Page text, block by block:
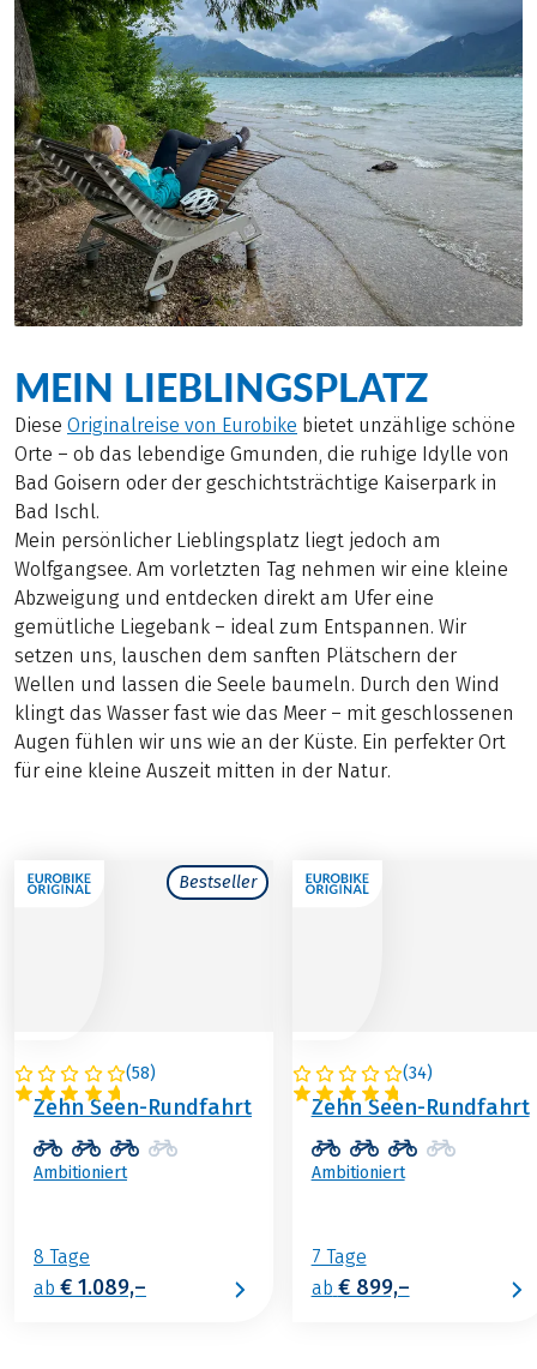
MEIN LIEBLINGSPLATZ
Diese Originalreise von Eurobike bietet unzählige schöne
Orte – ob das lebendige Gmunden, die ruhige Idylle von
Bad Goisern oder der geschichtsträchtige Kaiserpark in
Bad Ischl.
Mein persönlicher Lieblingsplatz liegt jedoch am
Wolfgangsee. Am vorletzten Tag nehmen wir eine kleine
Abzweigung und entdecken direkt am Ufer eine
gemütliche Liegebank – ideal zum Entspannen. Wir
setzen uns, lauschen dem sanften Plätschern der
Wellen und lassen die Seele baumeln. Durch den Wind
klingt das Wasser fast wie das Meer – mit geschlossenen
Augen fühlen wir uns wie an der Küste. Ein perfekter Ort
für eine kleine Auszeit mitten in der Natur.
Bestseller
(58)
ÖSTERREICH
Zehn Seen-Rundfahrt
Ambitioniert
8 Tage
ab € 1.089,–
(34)
ÖSTERREICH
Zehn Seen-Rundfahrt
Ambitioniert
7 Tage
ab € 899,–